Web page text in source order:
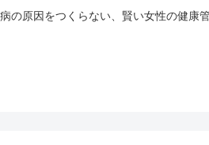
の原因をつくらない、賢い女性の健康